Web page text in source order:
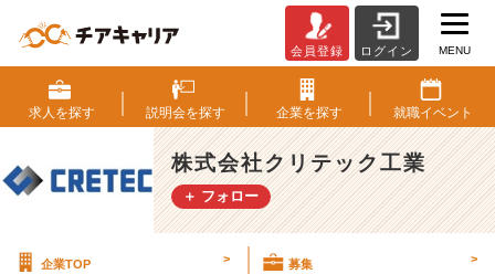
2
6
期
【社
外
秘】
会員登録 ログイン MENU
求人を探す 説明会を探す 企業を探す 就職イベント
株式会社クリテック工業
＋ フォロー
企業TOP > 募集 >